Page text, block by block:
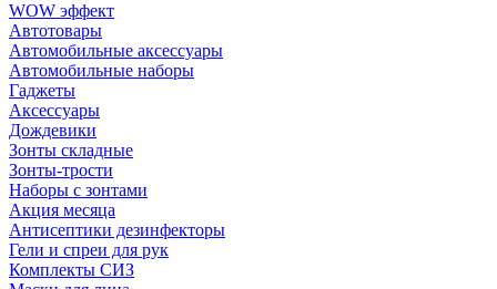
WOW эффект
Автотовары
Автомобильные аксессуары
Автомобильные наборы
Гаджеты
Аксессуары
Дождевики
Зонты складные
Зонты-трости
Наборы с зонтами
Акция месяца
Антисептики дезинфекторы
Гели и спреи для рук
Комплекты СИЗ